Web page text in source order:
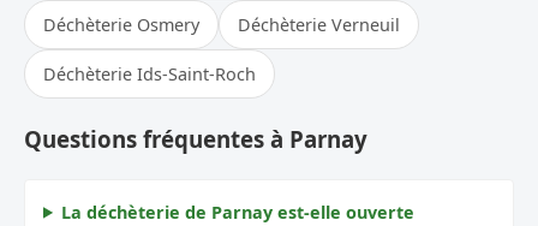
Déchèterie Osmery Déchèterie Verneuil
Déchèterie Ids-Saint-Roch
Questions fréquentes à Parnay
La déchèterie de Parnay est-elle ouverte